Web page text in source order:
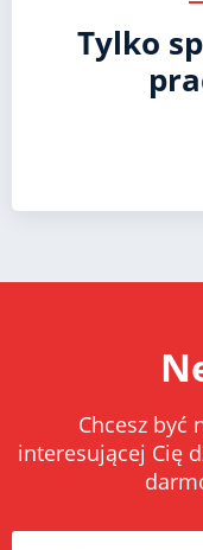
Tylko
Chcesz być
interesującej Cię